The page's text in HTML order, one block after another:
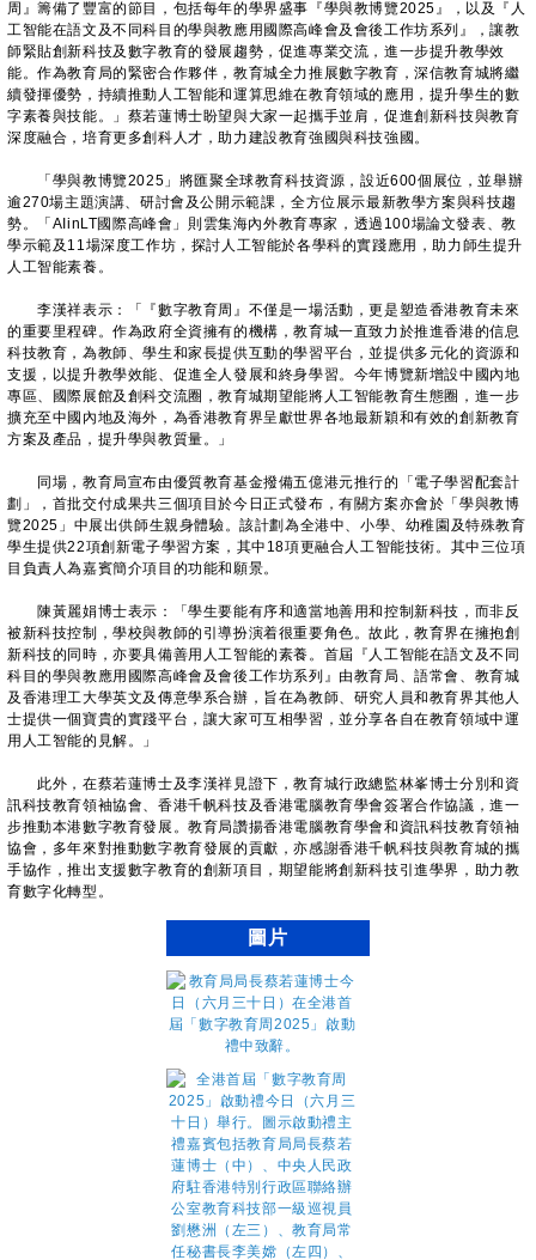
周』籌備了豐富的節目，包括每年的學界盛事『學與教博覽2025』，以及『人
工智能在語文及不同科目的學與教應用國際高峰會及會後工作坊系列』，讓教
師緊貼創新科技及數字教育的發展趨勢，促進專業交流，進一步提升教學效
能。作為教育局的緊密合作夥伴，教育城全力推展數字教育，深信教育城將繼
續發揮優勢，持續推動人工智能和運算思維在教育領域的應用，提升學生的數
字素養與技能。」蔡若蓮博士盼望與大家一起攜手並肩，促進創新科技與教育
深度融合，培育更多創科人才，助力建設教育強國與科技強國。
「學與教博覽2025」將匯聚全球教育科技資源，設近600個展位，並舉辦
逾270場主題演講、研討會及公開示範課，全方位展示最新教學方案與科技趨
勢。「AIinLT國際高峰會」則雲集海內外教育專家，透過100場論文發表、教
學示範及11場深度工作坊，探討人工智能於各學科的實踐應用，助力師生提升
人工智能素養。
李漢祥表示：「『數字教育周』不僅是一場活動，更是塑造香港教育未來
的重要里程碑。作為政府全資擁有的機構，教育城一直致力於推進香港的信息
科技教育，為教師、學生和家長提供互動的學習平台，並提供多元化的資源和
支援，以提升教學效能、促進全人發展和終身學習。今年博覽新增設中國內地
專區、國際展館及創科交流圈，教育城期望能將人工智能教育生態圈，進一步
擴充至中國內地及海外，為香港教育界呈獻世界各地最新穎和有效的創新教育
方案及產品，提升學與教質量。」
同場，教育局宣布由優質教育基金撥備五億港元推行的「電子學習配套計
劃」，首批交付成果共三個項目於今日正式發布，有關方案亦會於「學與教博
覽2025」中展出供師生親身體驗。該計劃為全港中、小學、幼稚園及特殊教育
學生提供22項創新電子學習方案，其中18項更融合人工智能技術。其中三位項
目負責人為嘉賓簡介項目的功能和願景。
陳黃麗娟博士表示：「學生要能有序和適當地善用和控制新科技，而非反
被新科技控制，學校與教師的引導扮演着很重要角色。故此，教育界在擁抱創
新科技的同時，亦要具備善用人工智能的素養。首屆『人工智能在語文及不同
科目的學與教應用國際高峰會及會後工作坊系列』由教育局、語常會、教育城
及香港理工大學英文及傳意學系合辦，旨在為教師、研究人員和教育界其他人
士提供一個寶貴的實踐平台，讓大家可互相學習，並分享各自在教育領域中運
用人工智能的見解。」
此外，在蔡若蓮博士及李漢祥見證下，教育城行政總監林峯博士分別和資
訊科技教育領袖協會、香港千帆科技及香港電腦教育學會簽署合作協議，進一
步推動本港數字教育發展。教育局讚揚香港電腦教育學會和資訊科技教育領袖
協會，多年來對推動數字教育發展的貢獻，亦感謝香港千帆科技與教育城的攜
手協作，推出支援數字教育的創新項目，期望能將創新科技引進學界，助力教
育數字化轉型。
圖片